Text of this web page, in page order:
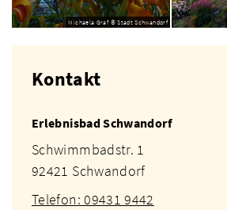
Michaela Graf © Stadt Schwandorf
Kontakt
Erlebnisbad Schwandorf
Schwimmbadstr. 1
92421 Schwandorf
Telefon: 09431 9442